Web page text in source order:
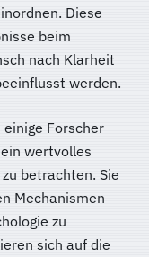
Diese
beim
nach Klarheit
werden.
Forscher
wertvolles
betrachten. Sie
Mechanismen
zu
sich auf die